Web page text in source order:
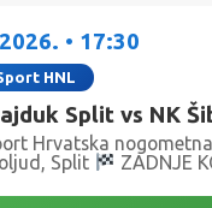
• 17:30
HNL
Split vs NK
Hrvatska
Split
ZADNJE